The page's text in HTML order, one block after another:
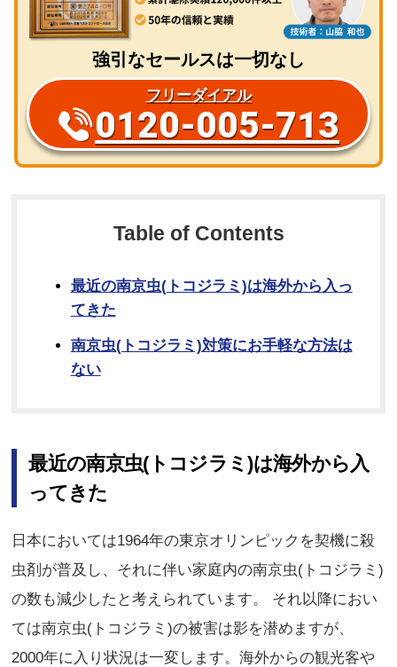
強引なセールスは一切なし
フリーダイアル
0120-005-713
Table of Contents
最近の南京虫(トコジラミ)は海外から入っ
てきた
南京虫(トコジラミ)対策にお手軽な方法は
ない
最近の南京虫(トコジラミ)は海外から入
ってきた
日本においては1964年の東京オリンピックを契機に殺
虫剤が普及し、それに伴い家庭内の南京虫(トコジラミ)
の数も減少したと考えられています。 それ以降におい
ては南京虫(トコジラミ)の被害は影を潜めますが、
2000年に入り状況は一変します。海外からの観光客や